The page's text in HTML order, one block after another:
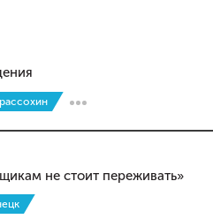
не стоит переживать»